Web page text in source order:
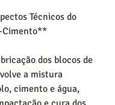
Técnicos do
Cimento**
dos blocos de
a mistura
cimento e água,